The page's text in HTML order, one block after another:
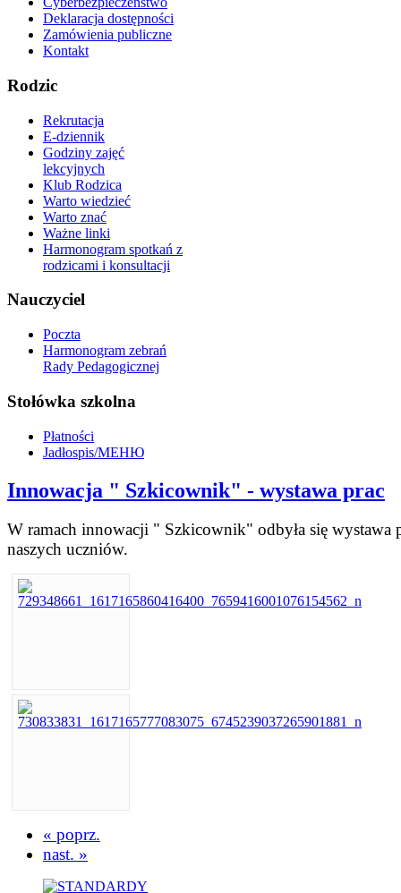
Deklaracja dostępności
Zamówienia publiczne
Kontakt
Rodzic
Rekrutacja
E-dziennik
Godziny zajęć
lekcyjnych
Klub Rodzica
Warto wiedzieć
Warto znać
Ważne linki
Harmonogram spotkań z
rodzicami i konsultacji
Nauczyciel
Poczta
Harmonogram zebrań
Rady Pedagogicznej
Stołówka szkolna
Płatności
Jadłospis/МЕНЮ
Innowacja " Szkicownik" - wystawa prac
W ramach innowacji " Szkicownik" odbyła się wystawa
naszych uczniów.
« poprz.
nast. »